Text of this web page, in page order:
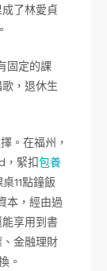
了林愛貞
固定的課
，退休生
。在福州，
，緊扣包養
11點鐘飯
本，經由過
享用到書
金融理財
。